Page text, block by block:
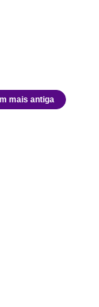
mais antiga